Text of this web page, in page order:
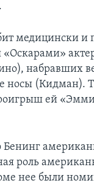
медицински и
набравших
(Кидман).
ей
роль
нее были